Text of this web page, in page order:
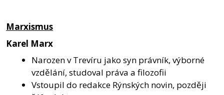
Marxismus
Karel Marx
Narozen v Trevíru jako syn právník, výborné
vzdělání, studoval práva a filozofii
Vstoupil do redakce Rýnských novin, později